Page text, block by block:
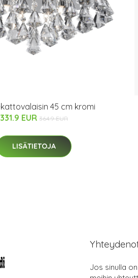
45 cm kromi
331.9 EUR 364.9 EUR
LISÄTIETOJA
Jos sinulla